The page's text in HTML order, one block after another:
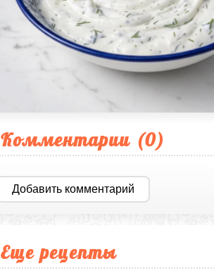
Комментарии (0)
Добавить комментарий
Еще рецепты